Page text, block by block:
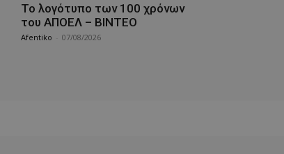
Το λογότυπο των 100 χρόνων
του ΑΠΟΕΛ – ΒΙΝΤΕΟ
Afentiko 07/08/2026